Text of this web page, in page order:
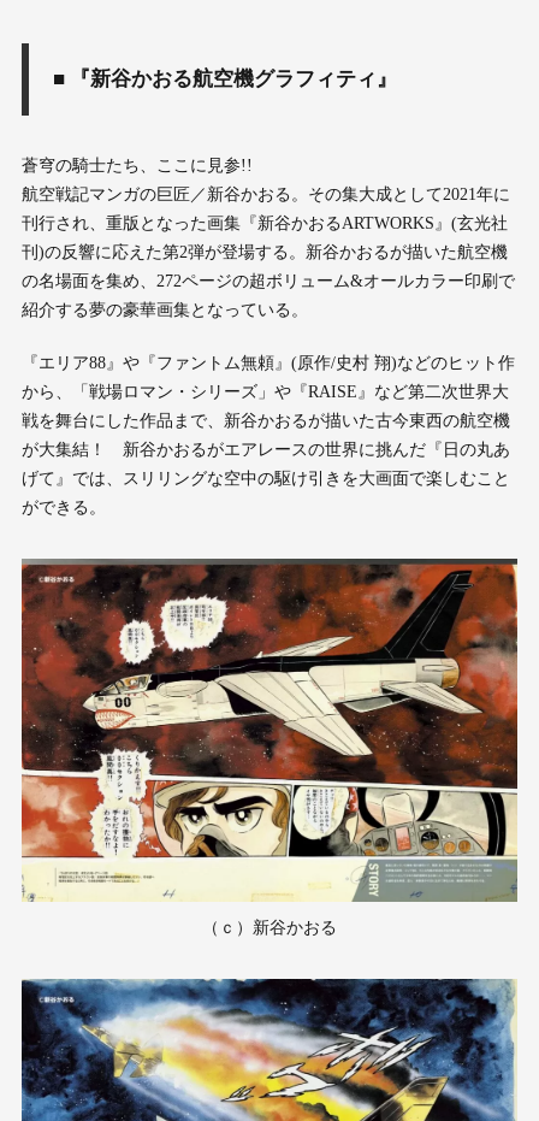
■ 『新谷かおる航空機グラフィティ』
蒼穹の騎士たち、ここに見参!!
航空戦記マンガの巨匠／新谷かおる。その集大成として2021年に
刊行され、重版となった画集『新谷かおるARTWORKS』(玄光社
刊)の反響に応えた第2弾が登場する。新谷かおるが描いた航空機
の名場面を集め、272ページの超ボリューム&オールカラー印刷で
紹介する夢の豪華画集となっている。
『エリア88』や『ファントム無頼』(原作/史村 翔)などのヒット作
から、「戦場ロマン・シリーズ」や『RAISE』など第二次世界大
戦を舞台にした作品まで、新谷かおるが描いた古今東西の航空機
が大集結！ 新谷かおるがエアレースの世界に挑んだ『日の丸あ
げて』では、スリリングな空中の駆け引きを大画面で楽しむこと
ができる。
（ｃ）新谷かおる